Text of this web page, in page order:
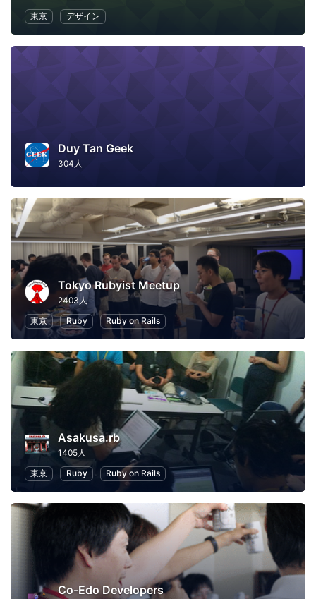
東京
デザイン
Duy Tan Geek
304人
Tokyo Rubyist Meetup
2403人
東京
Ruby Ruby on Rails
Asakusa.rb
1405人
東京
Ruby Ruby on Rails
Co-Edo Developers